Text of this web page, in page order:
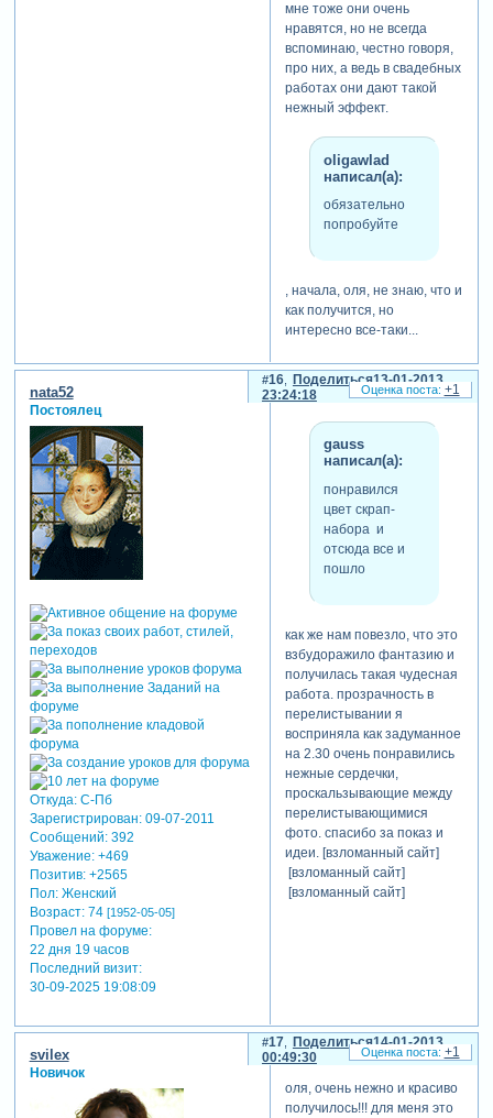
мне тоже они очень
нравятся, но не всегда
вспоминаю, честно говоря,
про них, а ведь в свадебных
работах они дают такой
нежный эффект.
oligawlad
написал(а):
обязательно
попробуйте
, начала, оля, не знаю, что и
как получится, но
интересно все-таки...
Поделиться
16
13-01-2013
23:24:18
nata52
Постоялец
Откуда:С-Пб
Зарегистрирован: 09-07-2011
Сообщений:392
Уважение: +469
Позитив: +2565
Пол:Женский
Возраст:74 [1952-05-05]
Провел на форуме:
22 дня 19 часов
Последний визит:
30-09-2025 19:08:09
gauss
написал(а):
понравился
цвет скрап-
набора и
отсюда все и
пошло
как же нам повезло, что это
взбудоражило фантазию и
получилась такая чудесная
работа. прозрачность в
перелистывании я
восприняла как задуманное
на 2.30 очень понравились
нежные сердечки,
проскальзывающие между
перелистывающимися
фото. спасибо за показ и
идеи. [взломанный сайт]
[взломанный сайт]
[взломанный сайт]
+1
Поделиться
17
14-01-2013
00:49:30
svilex
Новичок
оля, очень нежно и красиво
получилось!!! для меня это
+1